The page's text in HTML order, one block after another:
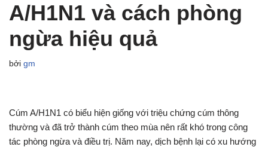
A/H1N1 và cách phòng
ngừa hiệu quả
bởi gm
Cúm A/H1N1 có biểu hiện giống với triệu chứng cúm thông
thường và đã trở thành cúm theo mùa nên rất khó trong công
tác phòng ngừa và điều trị. Năm nay, dịch bệnh lại có xu hướng